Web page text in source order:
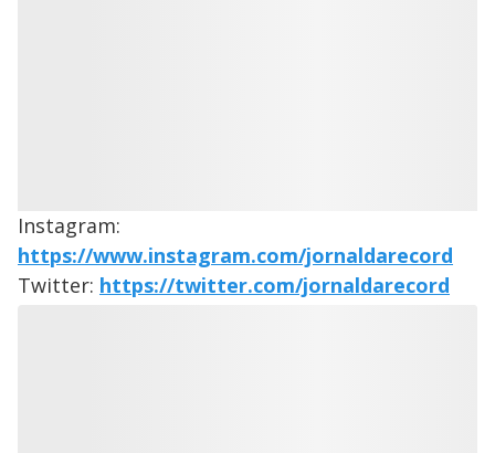
Instagram:
https://www.instagram.com/jornaldarecord
Twitter: https://twitter.com/jornaldarecord